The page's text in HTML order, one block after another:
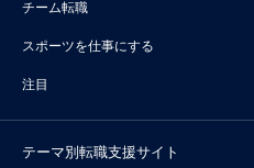
チーム転職
スポーツを仕事にする
注目
テーマ別転職支援サイト